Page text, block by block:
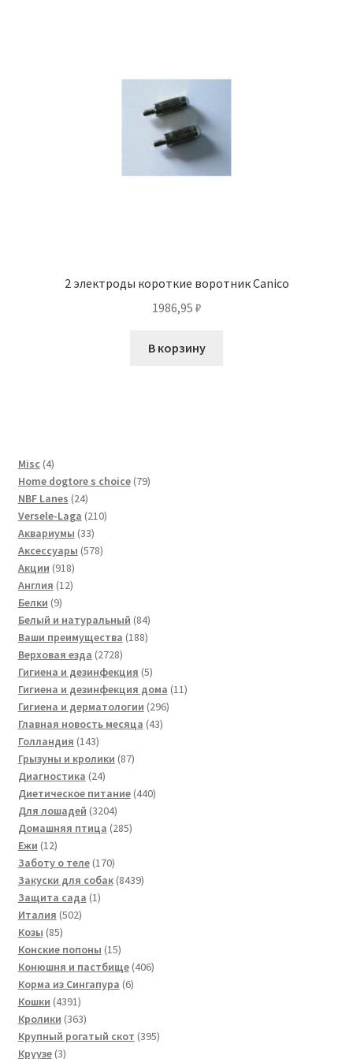
2 электроды короткие воротник Canico
1986,95 ₽
В корзину
Misc 44
товара
Home dogtore s choice 7979
NBF Lanes 2424
товара
Versele-Laga 210210
Аквариумы 3333
товара
Аксессуары 578578
Акции 918918
товаров
Англия 1212
Белки 99
товаров
Белый и натуральный 8484
товара
Ваши преимущества 188188
Верховая езда 27282728
товаров
Гигиена и дезинфекция 55
товаров
Гигиена и дезинфекция дома 1111
Гигиена и дерматологии 296296
Главная новость месяца 4343
Голландия 143143
товара
Грызуны и кролики 8787
Диагностика 2424
товара
Диетическое питание 440440
Для лошадей 32043204
товара
Домашняя птица 285285
Ежи 1212
товаров
Заботу о теле 170170
товаров
Закуски для собак 84398439
Защита сада 11
Италия 502502
Козы 8585
товаров
Конские попоны 1515
товаров
Конюшня и пастбище 406406
Корма из Сингапура 66
Кошки 43914391
товар
Кролики 363363
товара
Крупный рогатый скот 395395
Круузе 33